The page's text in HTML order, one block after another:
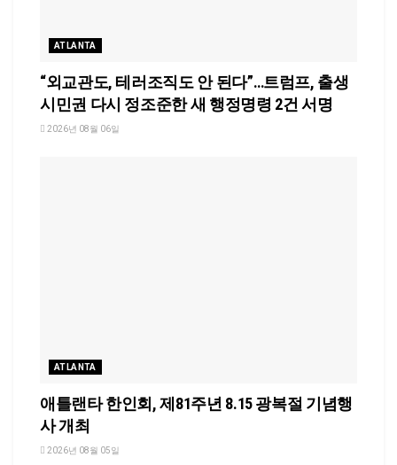
ATLANTA
“외교관도, 테러조직도 안 된다”…트럼프, 출생
시민권 다시 정조준한 새 행정명령 2건 서명
2026년 08월 06일
ATLANTA
애틀랜타 한인회, 제81주년 8.15 광복절 기념행
사 개최
2026년 08월 05일